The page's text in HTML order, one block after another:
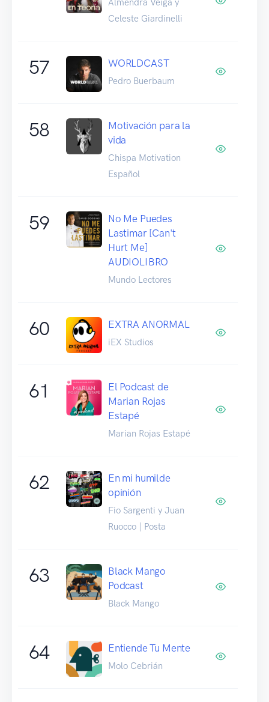
Almendra Veiga y
Celeste Giardinelli
57 WORLDCAST
Pedro Buerbaum
58
Motivación para la
vida
Chispa Motivation
Español
59
No Me Puedes
Lastimar [Can't
Hurt Me]
AUDIOLIBRO
Mundo Lectores
60 EXTRA ANORMAL
iEX Studios
61
El Podcast de
Marian Rojas
Estapé
Marian Rojas Estapé
62
En mi humilde
opinión
Fio Sargenti y Juan
Ruocco | Posta
63
Black Mango
Podcast
Black Mango
64 Entiende Tu Mente
Molo Cebrián